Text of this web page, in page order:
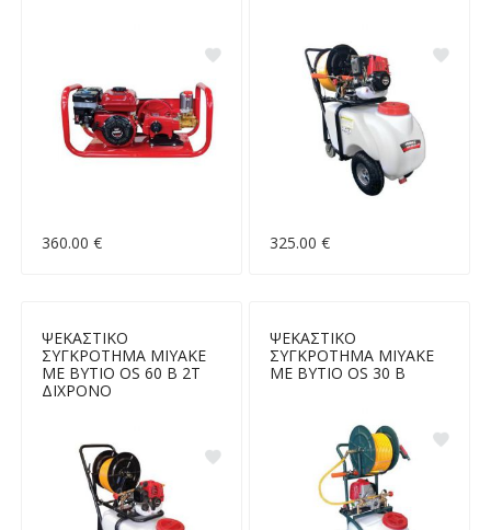
360.00 € 325.00 €
ΨΕΚΑΣΤΙΚΟ
ΣΥΓΚΡΟΤΗΜΑ MIYAKE
ΜΕ ΒΥΤΙΟ OS 60 B 2T
ΔΙΧΡΟΝΟ
ΨΕΚΑΣΤΙΚΟ
ΣΥΓΚΡΟΤΗΜΑ MIYAKE
ΜΕ ΒΥΤΙΟ OS 30 B